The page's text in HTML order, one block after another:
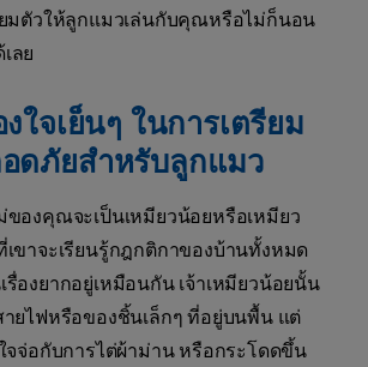
มตัวให้ลูกแมวเล่นกับคุณหรือไม่ก็นอน
ลย
ใจเย็นๆ ในการเตรียม
ดภัยสำหรับลูกแมว
ของคุณจะเป็นเหมียวน้อยหรือเหมียว
ขาจะเรียนรู้กฎกติกาของบ้านทั้งหมด
องยากอยู่เหมือนกัน เจ้าเหมียวน้อยนั้น
ายไฟหรือของชิ้นเล็กๆ ที่อยู่บนพื้น แต่
จจ่อกับการไต่ผ้าม่าน หรือกระโดดขึ้น